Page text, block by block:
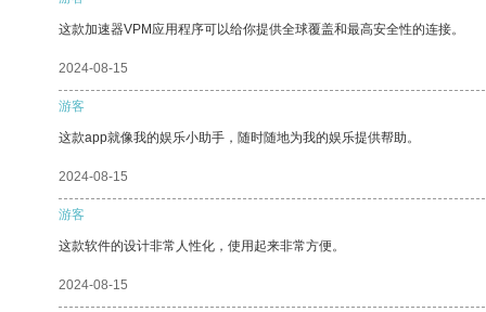
这款加速器VPM应用程序可以给你提供全球覆盖和最高安全性的连接。
2024-08-15
游客
这款app就像我的娱乐小助手，随时随地为我的娱乐提供帮助。
2024-08-15
游客
这款软件的设计非常人性化，使用起来非常方便。
2024-08-15